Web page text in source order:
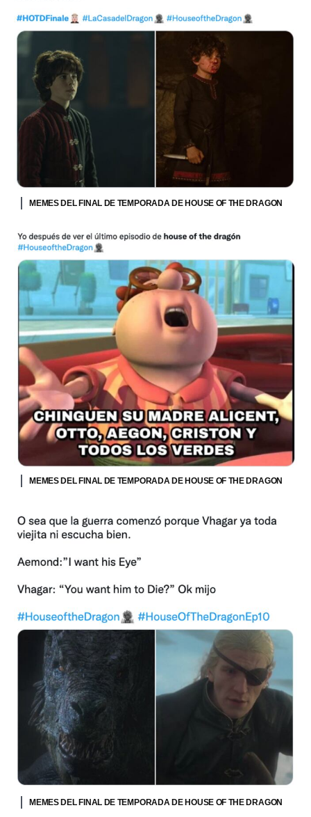
MEMES DEL FINAL DE TEMPORADA DE HOUSE OF THE DRAGON
MEMES DEL FINAL DE TEMPORADA DE HOUSE OF THE DRAGON
MEMES DEL FINAL DE TEMPORADA DE HOUSE OF THE DRAGON